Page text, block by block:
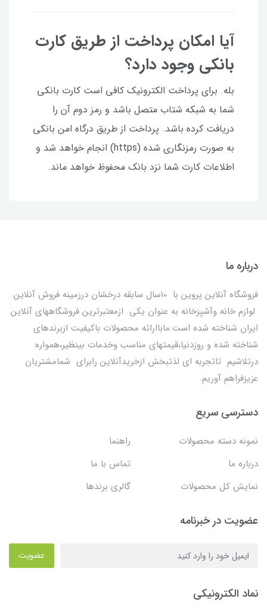
آیا امکان پرداخت از طریق کارت
بانکی وجود دارد؟
بله. برای پرداخت الکترونیک کافی است کارت بانکی
شما به شبکه شتاب متصل باشد و رمز دوم آن را
دریافت کرده باشد. پرداخت از طریق درگاه امن بانکی
به صورت رمزنگاری شده (https) انجام خواهد شد و
اطلاعات کارت شما نزد بانک محفوظ خواهد ماند.
درباره ما
فروشگاه آنلاین پروین با 10سال سابقه درخشان درزمینه فروش آنلاین
لوازم خانه وآشپزخانه به عنوان یکی ازمعتبرترین فروشگاههای آنلاین
ایران شناخته شده است.ماباارائه محصولات باکیفیت ازبرندهای
شناخته شده و روزدنیا،قیمتهای مناسب وخدمات بینظیر،همواره
درتلاشیم تاتجربه ای لذتبخش ازخریدآنلاین رابرای شمامشتریان
عزیزفراهم آوریم.
دسترسی سریع
نمونه دسته محصولات
راهنما
درباره ما
تماس با ما
نمایش کل محصولات
گالری برندها
عضویت در خبرنامه
عضویت
نماد الکترونیکی